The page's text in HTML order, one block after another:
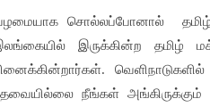
சொல்லப்போனால் தமிழ்
இருக்கின்ற தமிழ்
.வெளிநாடுகளில்
நீங்கள் அங்கிருக்கும்